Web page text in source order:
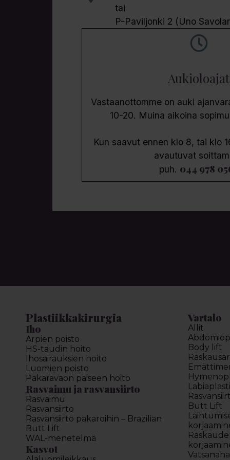
tai
P-Paviljonki 2 (Uno
Aukioloajat
Vastaanottomme on auki
10-20. Muina aikoina
Kun saavut ennen klo 8, tai klo
avautuvat
puh. 044 978
Plastiikkakirurgia
Iho
Arpien poisto
HS-taudin hoito
Ihosairauksien hoito
Luomien poisto
Pakaravaon paiseen hoito
Rasvaimu ja rasvansiirto
Rasvaimu
Rasvansiirto
Rasvansiirto pakaroihin – Brazilian
Butt Lift
WAL-menetelmä
Kasvot
Vartalo
Allit
Body lift
Butt Lift